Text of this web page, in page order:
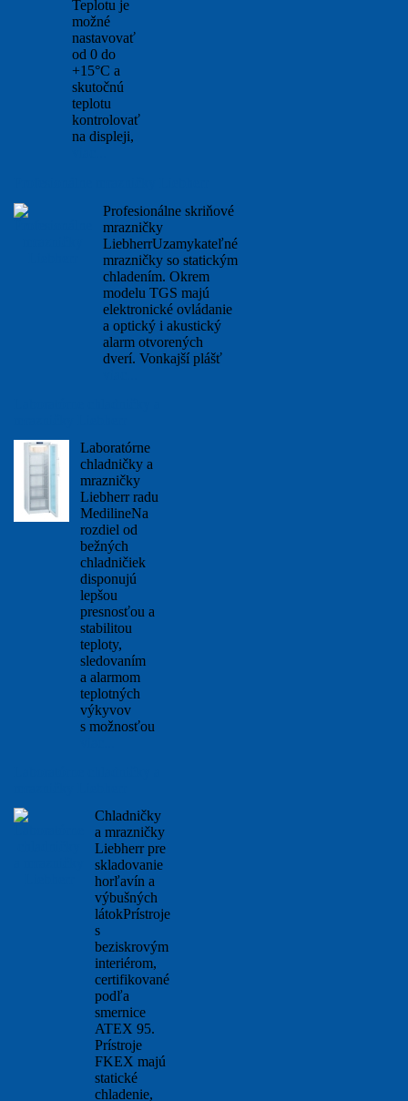
Teplotu je
možné
nastavovať
od 0 do
+15°C a
skutočnú
teplotu
kontrolovať
na displeji,
Profesionálne skriňové
mrazničky
LiebherrUzamykateľné
mrazničky so statickým
chladením. Okrem
modelu TGS majú
elektronické ovládanie
a optický i akustický
alarm otvorených
dverí. Vonkajší plášť
Laboratórne
chladničky a
mrazničky
Liebherr radu
MedilineNa
rozdiel od
bežných
chladničiek
disponujú
lepšou
presnosťou a
stabilitou
teploty,
sledovaním
a alarmom
teplotných
výkyvov
s možnosťou
Chladničky
a mrazničky
Liebherr pre
skladovanie
horľavín a
výbušných
látokPrístroje
s
beziskrovým
interiérom,
certifikované
podľa
smernice
ATEX 95.
Prístroje
FKEX majú
statické
chladenie,